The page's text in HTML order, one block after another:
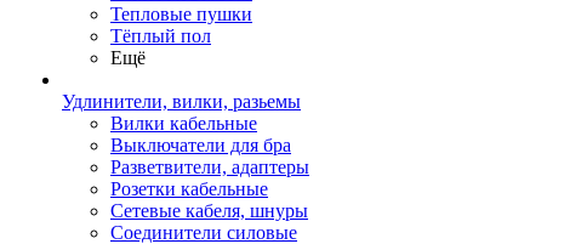
Тепловые пушки
Тёплый пол
Ещё
Удлинители, вилки, разьемы
Вилки кабельные
Выключатели для бра
Разветвители, адаптеры
Розетки кабельные
Сетевые кабеля, шнуры
Соединители силовые